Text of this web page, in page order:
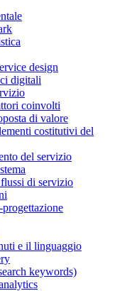
design
digitali
coinvolti
di valore
costitutivi del
del servizio
di servizio
e il linguaggio
keywords)